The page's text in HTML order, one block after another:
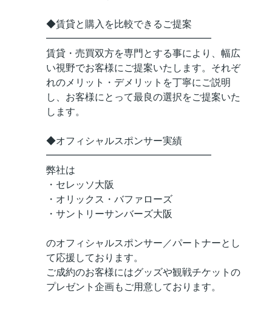
◆賃貸と購入を比較できるご提案
━━━━━━━━━━━━━━━━━
賃貸・売買双方を専門とする事により、幅広
い視野でお客様にご提案いたします。それぞ
れのメリット・デメリットを丁寧にご説明
し、お客様にとって最良の選択をご提案いた
します。
◆オフィシャルスポンサー実績
━━━━━━━━━━━━━━━━━
弊社は
・セレッソ大阪
・オリックス・バファローズ
・サントリーサンバーズ大阪
のオフィシャルスポンサー／パートナーとし
て応援しております。
ご成約のお客様にはグッズや観戦チケットの
プレゼント企画もご用意しております。